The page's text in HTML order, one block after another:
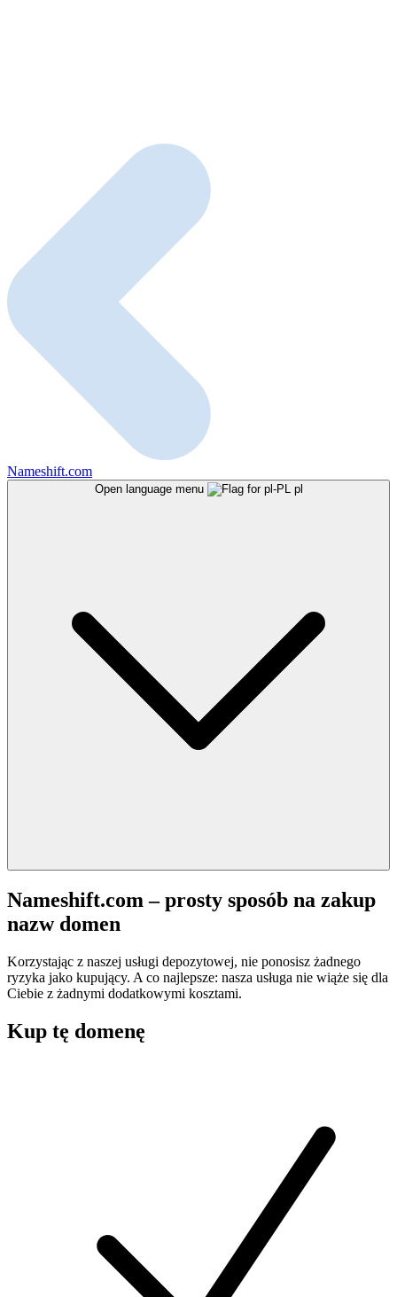
Nameshift.com
Open language menu pl
Nameshift.com – prosty sposób na zakup
nazw domen
Korzystając z naszej usługi depozytowej, nie ponosisz żadnego
ryzyka jako kupujący. A co najlepsze: nasza usługa nie wiąże się dla
Ciebie z żadnymi dodatkowymi kosztami.
Kup tę domenę